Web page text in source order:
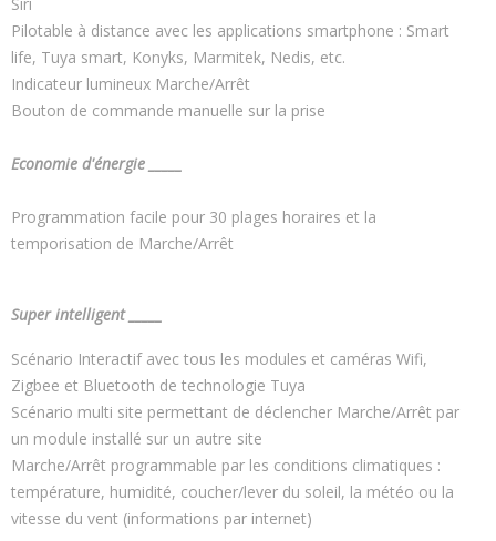
Pilotable à distance avec les applications smartphone : Smart
life, Tuya smart, Konyks, Marmitek, Nedis, etc.
Indicateur lumineux Marche/Arrêt
Bouton de commande manuelle sur la prise
Economie d'énergie _____
Programmation facile pour 30 plages horaires et la
temporisation de Marche/Arrêt
Super intelligent _____
Scénario Interactif avec tous les modules et caméras Wifi,
Zigbee et Bluetooth de technologie Tuya
Scénario multi site permettant de déclencher Marche/Arrêt par
un module installé sur un autre site
Marche/Arrêt programmable par les conditions climatiques :
température, humidité, coucher/lever du soleil, la météo ou la
vitesse du vent (informations par internet)